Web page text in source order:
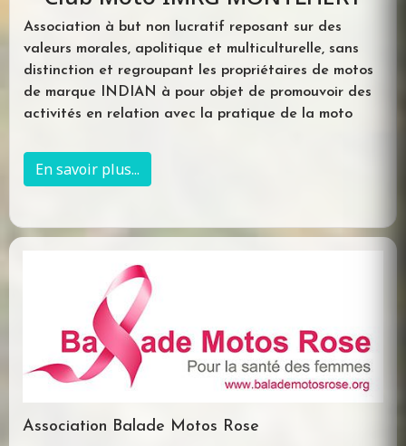
Association à but non lucratif reposant sur des
valeurs morales, apolitique et multiculturelle, sans
distinction et regroupant les propriétaires de motos
de marque INDIAN à pour objet de promouvoir des
activités en relation avec la pratique de la moto
En savoir plus...
Association Balade Motos Rose